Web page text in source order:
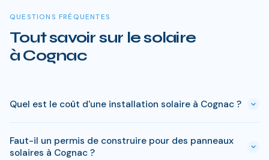
QUESTIONS FRÉQUENTES
Tout savoir sur le solaire
à Cognac
Quel est le coût d'une installation solaire à Cognac ?
à 9 kWc). Après les aides disponibles en Charente
Faut-il un permis de construire pour des panneaux
solaires à Cognac ?